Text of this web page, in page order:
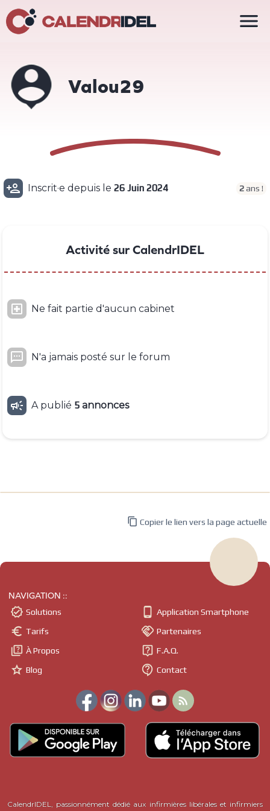
Valou29
 Inscrit·e depuis le26 Juin 2024 2ans !
Activité sur CalendrIDEL
 Ne fait partie d'aucun cabinet
 N'a jamais posté sur le forum
 A publié 5 annonces

 Copier le lien vers la page actuelle
NAVIGATION ::
 Solutions
 Tarifs
 À Propos
 Blog
 Application Smartphone
 Partenaires
 F.A.Q.
 Contact

CalendrIDEL, passionnément dédié aux infirmières libérales et infirmiers